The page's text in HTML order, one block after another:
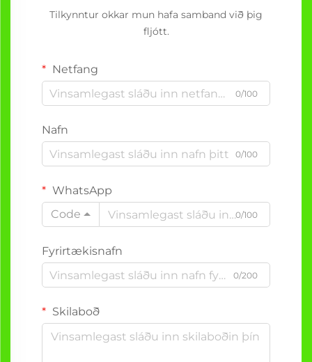
Tilkynntur okkar mun hafa samband við þig
fljótt.
Netfang
0/100
Nafn
0/100
WhatsApp
Code
0/100
Fyrirtækisnafn
0/200
Skilaboð